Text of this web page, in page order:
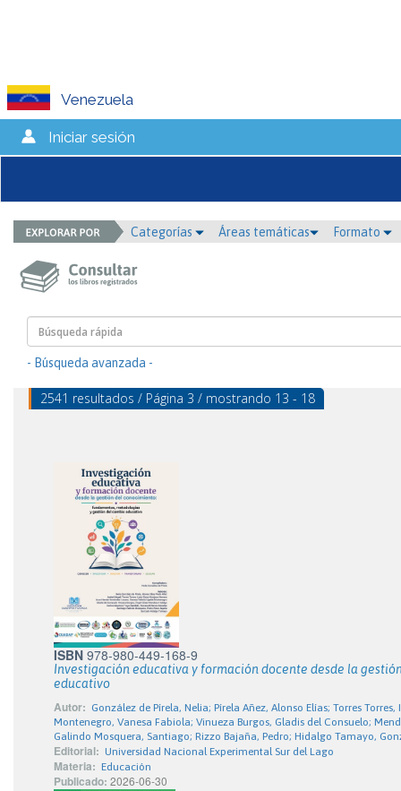
Venezuela
Iniciar sesión
Categorías Áreas temáticas Formato
- Búsqueda avanzada -
2541 resultados / Página 3 / mostrando 13 - 18
ISBN 978-980-449-168-9
Investigación educativa y formación docente desde la
educativo
Autor: González de Pírela, Nelia; Pírela Añez, Alonso Elías; Torres
Montenegro, Vanesa Fabiola; Vinueza Burgos, Gladis del Consuelo;
Galindo Mosquera, Santiago; Rizzo Bajaña, Pedro; Hidalgo Tamayo,
Editorial: Universidad Nacional Experimental Sur del Lago
Materia: Educación
Publicado: 2026-06-30